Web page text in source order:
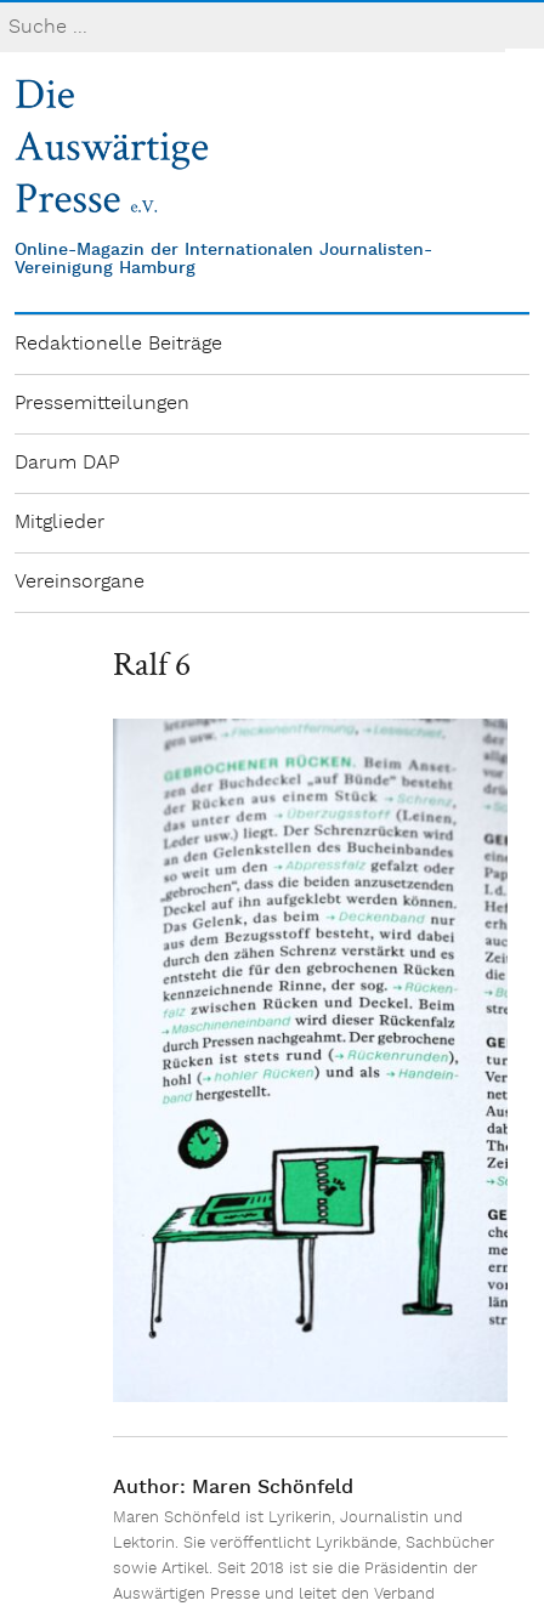
Online-Magazin der Internationalen Journalisten-
Vereinigung Hamburg
Redaktionelle Beiträge
Pressemitteilungen
Darum DAP
Mitglieder
Vereinsorgane
Ralf 6
Author: Maren Schönfeld
Maren Schönfeld ist Lyrikerin, Journalistin und
Lektorin. Sie veröffentlicht Lyrikbände, Sachbücher
sowie Artikel. Seit 2018 ist sie die Präsidentin der
Auswärtigen Presse und leitet den Verband